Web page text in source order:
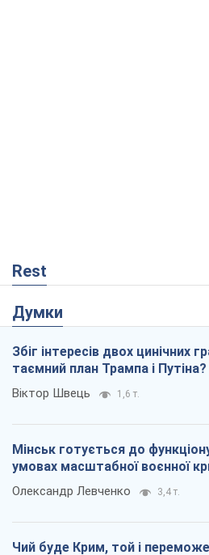
Rest
Думки
Збіг інтересів двох цинічних
таємний план Трампа і Путіна?
Віктор Швець 1,6 т.
Мінськ готується до
умовах масштабної воєнної
Олександр Левченко 3,4 т.
Чий буде Крим, той і